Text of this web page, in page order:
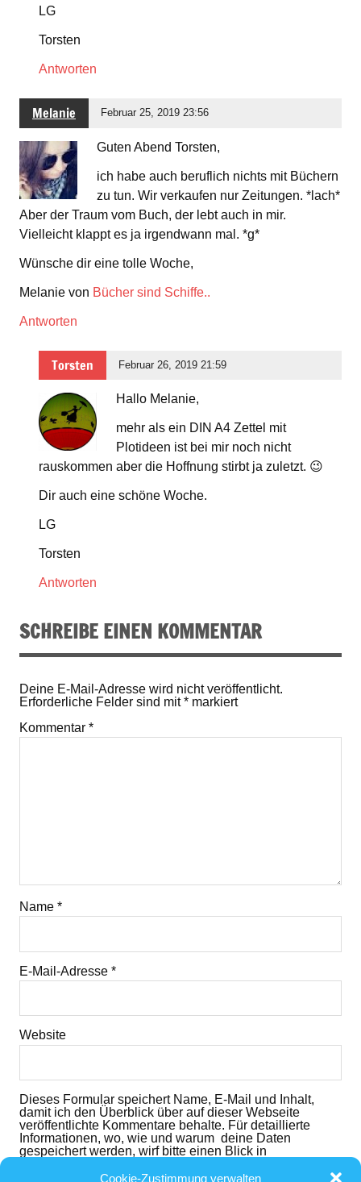
Cookie-Zustimmung verwalten
LG
Torsten
Antworten
Melanie Februar 25, 2019 23:56
Guten Abend Torsten,
ich habe auch beruflich nichts mit Büchern
zu tun. Wir verkaufen nur Zeitungen. *lach*
Aber der Traum vom Buch, der lebt auch in mir.
Vielleicht klappt es ja irgendwann mal. *g*
Wünsche dir eine tolle Woche,
Melanie von Bücher sind Schiffe..
Antworten
Torsten Februar 26, 2019 21:59
Hallo Melanie,
mehr als ein DIN A4 Zettel mit
Plotideen ist bei mir noch nicht
rauskommen aber die Hoffnung stirbt ja zuletzt. 😉
Dir auch eine schöne Woche.
LG
Torsten
Antworten
SCHREIBE EINEN KOMMENTAR
Deine E-Mail-Adresse wird nicht veröffentlicht.
Erforderliche Felder sind mit* markiert
Kommentar *
Name *
E-Mail-Adresse *
Website
Dieses Formular speichert Name, E-Mail und Inhalt,
damit ich den Überblick über auf dieser Webseite
veröffentlichte Kommentare behalte. Für detaillierte
Informationen, wo, wie und warum deine Daten
gespeichert werden, wirf bitte einen Blick in
Button nimmst du diese zur Kenntnis und akzeptierst